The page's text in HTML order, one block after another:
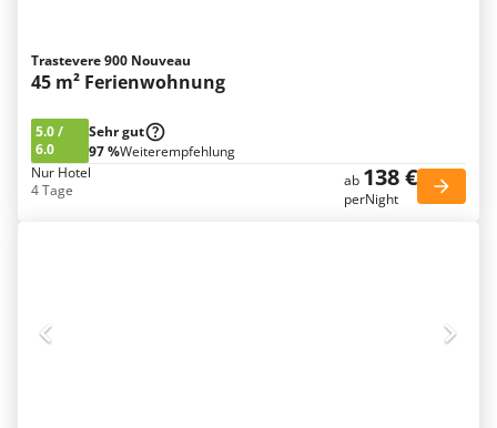
Trastevere 900 Nouveau
45 m² Ferienwohnung
5.0/
6.0
Sehr gut
97 %Weiterempfehlung
Nur Hotel
4 Tage
ab 138 €
perNight